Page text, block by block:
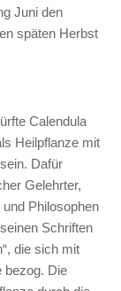
Juni den
späten Herbst
Calendula
Heilpflanze mit
Dafür
Gelehrter,
Philosophen
Schriften
die sich mit
bezog. Die